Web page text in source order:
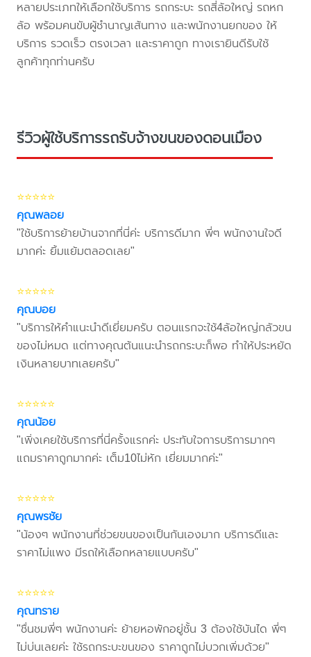
หลายประเภทให้เลือกใช้บริการ รถกระบะ รถสี่ล้อใหญ่ รถหก
ล้อ พร้อมคนขับผู้ชำนาญเส้นทาง และพนักงานยกของ ให้
บริการ รวดเร็ว ตรงเวลา และราคาถูก ทางเรายินดีรับใช้
ลูกค้าทุกท่านครับ
รีวิวผู้ใช้บริการรถรับจ้างขนของดอนเมือง
⭐⭐⭐⭐⭐
คุณพลอย
"ใช้บริการย้ายบ้านจากที่นี่ค่ะ บริการดีมาก พี่ๆ พนักงานใจดี
มากค่ะ ยิ้มแย้มตลอดเลย"
⭐⭐⭐⭐⭐
คุณบอย
"บริการให้คำแนะนำดีเยี่ยมครับ ตอนแรกจะใช้4ล้อใหญ่กลัวขน
ของไม่หมด แต่ทางคุณต้นแนะนำรถกระบะก็พอ ทำให้ประหยัด
เงินหลายบาทเลยครับ"
⭐⭐⭐⭐⭐
คุณน้อย
"เพิ่งเคยใช้บริการที่นี่ครั้งแรกค่ะ ประทับใจการบริการมากๆ
แถมราคาถูกมากค่ะ เต็ม10ไม่หัก เยี่ยมมากค่ะ"
⭐⭐⭐⭐⭐
คุณพรชัย
"น้องๆ พนักงานที่ช่วยขนของเป็นกันเองมาก บริการดีและ
ราคาไม่แพง มีรถให้เลือกหลายแบบครับ"
⭐⭐⭐⭐⭐
คุณทราย
"ชื่นชมพี่ๆ พนักงานค่ะ ย้ายหอพักอยู่ชั้น 3 ต้องใช้บันได พี่ๆ
ไม่บ่นเลยค่ะ ใช้รถกระบะขนของ ราคาถูกไม่บวกเพิ่มด้วย"